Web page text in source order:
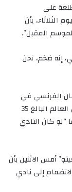
على
بأن
المقبل”.
إنه ضخم، نحن
الفرنسي في
تصريح له لوكالة فرانس برس الى أن عقد بطل العالم البالغ 35
مضيفا “لو كان النادي
أمس الاثنين بأن
إلى نادي